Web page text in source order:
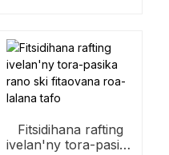
Fitsidihana rafting
ivelan'ny tora-pasika